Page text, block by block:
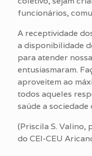
funcionários,
A receptividade
a disponibilidade
para atender
entusiasmaram.
aproveitem ao
todos aqueles
saúde a sociedade
(Priscila S. Valino,
do CEI-CEU